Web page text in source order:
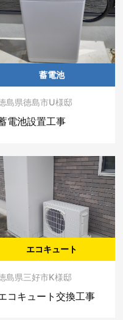
蓄電池
島県徳島市U様邸
電池設置工事
エコキュート
島県三好市K様邸
コキュート交換工事